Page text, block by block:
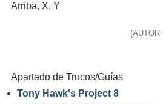
Arriba, X, Y
(AUTOR
Apartado de Trucos/Guías
Tony Hawk's Project 8